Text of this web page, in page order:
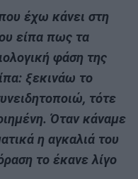
έχω κάνει στη
είπα πως τα
φάση της
ξεκινάω το
τότε
Όταν κάναμε
η αγκαλιά του
το έκανε λίγο